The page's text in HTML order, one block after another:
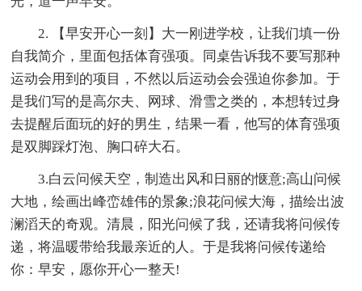
2. 【早安开心一刻】大一刚进学校，让我们填一份
自我简介，里面包括体育强项。同桌告诉我不要写那种
运动会用到的项目，不然以后运动会会强迫你参加。于
是我们写的是高尔夫、网球、滑雪之类的，本想转过身
去提醒后面玩的好的男生，结果一看，他写的体育强项
是双脚踩灯泡、胸口碎大石。
3.白云问候天空，制造出风和日丽的惬意;高山问候
大地，绘画出峰峦雄伟的景象;浪花问候大海，描绘出波
澜滔天的奇观。清晨，阳光问候了我，还请我将问候传
递，将温暖带给我最亲近的人。于是我将问候传递给
你：早安，愿你开心一整天!